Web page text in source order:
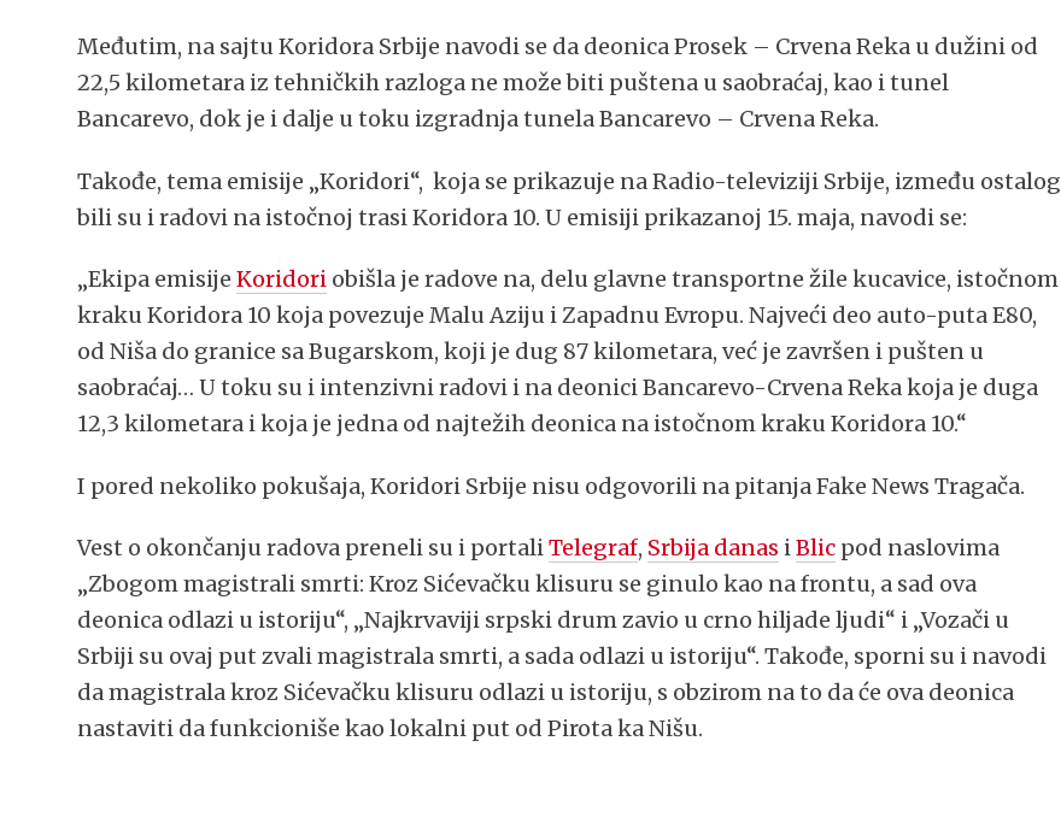
Međutim, na sajtu Koridora Srbije navodi se da deonica Prosek – Crvena Reka u dužini od
22,5 kilometara iz tehničkih razloga ne može biti puštena u saobraćaj, kao i tunel
Bancarevo, dok je i dalje u toku izgradnja tunela Bancarevo – Crvena Reka.
Takođe, tema emisije „Koridori“, koja se prikazuje na Radio-televiziji Srbije, između ostalog
bili su i radovi na istočnoj trasi Koridora 10. U emisiji prikazanoj 15. maja, navodi se:
„Ekipa emisijeKoridori obišla je radove na, delu glavne transportne žile kucavice, istočnom
kraku Koridora 10 koja povezuje Malu Aziju i Zapadnu Evropu. Najveći deo auto-puta E80,
od Niša do granice sa Bugarskom, koji je dug 87 kilometara, već je završen i pušten u
saobraćaj… U toku su i intenzivni radovi i na deonici Bancarevo-Crvena Reka koja je duga
12,3 kilometara i koja je jedna od najtežih deonica na istočnom kraku Koridora 10.“
I pored nekoliko pokušaja, Koridori Srbije nisu odgovorili na pitanja Fake News Tragača.
Vest o okončanju radova preneli su i portaliTelegraf, Srbija danas iBlic pod naslovima
„Zbogom magistrali smrti: Kroz Sićevačku klisuru se ginulo kao na frontu, a sad ova
deonica odlazi u istoriju“, „Najkrvaviji srpski drum zavio u crno hiljade ljudi“ i „Vozači u
Srbiji su ovaj put zvali magistrala smrti, a sada odlazi u istoriju“. Takođe, sporni su i navodi
da magistrala kroz Sićevačku klisuru odlazi u istoriju, s obzirom na to da će ova deonica
nastaviti da funkcioniše kao lokalni put od Pirota ka Nišu.